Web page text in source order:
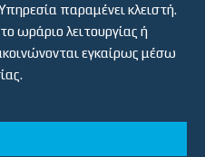
παραμένει κλειστή.
ωράριο λειτουργίας ή
εγκαίρως μέσω